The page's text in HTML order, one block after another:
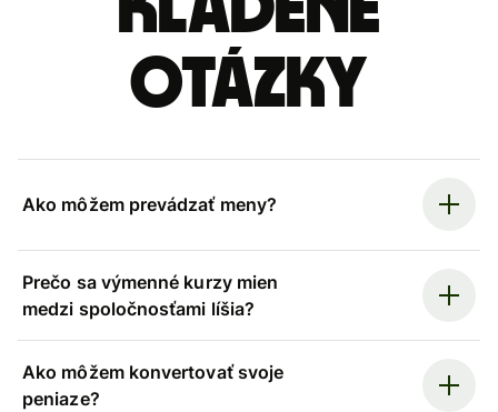
otázky
Ako môžem prevádzať meny?
Prečo sa výmenné kurzy mien
medzi spoločnosťami líšia?
Ako môžem konvertovať svoje
peniaze?